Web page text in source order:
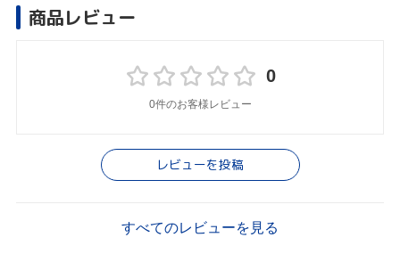
商品レビュー
0
0件のお客様レビュー
レビューを投稿
すべてのレビューを見る